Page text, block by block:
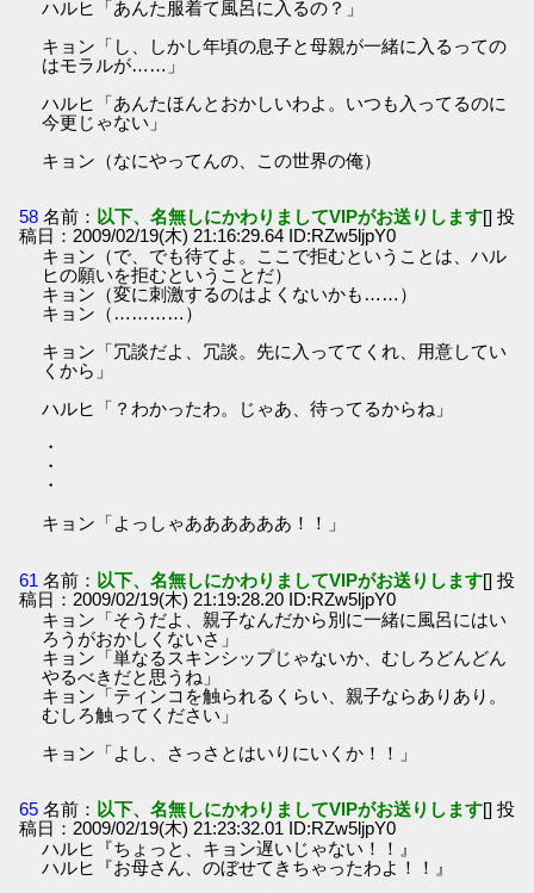
ハルヒ「あんた服着て風呂に入るの？」
キョン「し、しかし年頃の息子と母親が一緒に入るっての
はモラルが……」
ハルヒ「あんたほんとおかしいわよ。いつも入ってるのに
今更じゃない」
キョン（なにやってんの、この世界の俺）
58 名前： 以下、名無しにかわりましてVIPがお送りします[] 投
稿日：2009/02/19(木) 21:16:29.64 ID:RZw5ljpY0
キョン（で、でも待てよ。ここで拒むということは、ハル
ヒの願いを拒むということだ）
キョン（変に刺激するのはよくないかも……）
キョン（…………）
キョン「冗談だよ、冗談。先に入っててくれ、用意してい
くから」
ハルヒ「？わかったわ。じゃあ、待ってるからね」
・
・
・
キョン「よっしゃああああああ！！」
61 名前： 以下、名無しにかわりましてVIPがお送りします[] 投
稿日：2009/02/19(木) 21:19:28.20 ID:RZw5ljpY0
キョン「そうだよ、親子なんだから別に一緒に風呂にはい
ろうがおかしくないさ」
キョン「単なるスキンシップじゃないか、むしろどんどん
やるべきだと思うね」
キョン「ティンコを触られるくらい、親子ならありあり。
むしろ触ってください」
キョン「よし、さっさとはいりにいくか！！」
65 名前： 以下、名無しにかわりましてVIPがお送りします[] 投
稿日：2009/02/19(木) 21:23:32.01 ID:RZw5ljpY0
ハルヒ『ちょっと、キョン遅いじゃない！！』
ハルヒ『お母さん、のぼせてきちゃったわよ！！』